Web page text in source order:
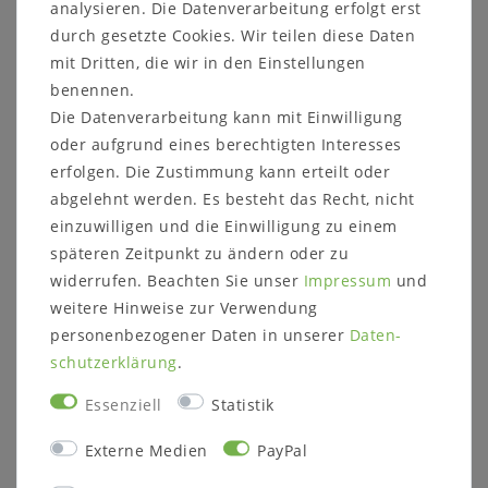
Kontaktieren
Sie uns auf unserer Internetseite
oder rufen Sie uns an unter05321/685990
sowie der Lichtverhältnisse beim Fotografieren kann
es dazu führen, dass die Farbe des Artikels nicht
authentisch wiedergegeben wird.
Dekorationsartikel sind nicht im Lieferumfang
enthalten.
Informationen zum Möbelstück:
Maße:
Höhe: 154 cm
analysieren. Die Datenverarbeitung erfolgt erst
durch gesetzte Cookies. Wir teilen diese Daten
mit Dritten, die wir in den Einstellungen
benennen.
Die Datenverarbeitung kann mit Einwilligung
oder aufgrund eines berechtigten Interesses
erfolgen. Die Zustimmung kann erteilt oder
abgelehnt werden. Es besteht das Recht, nicht
einzuwilligen und die Einwilligung zu einem
späteren Zeitpunkt zu ändern oder zu
widerrufen. Beachten Sie unser Impressum und
weitere Hinweise zur Verwendung
personenbezogener Daten in unserer Daten­
schutz­erklärung.
Essenziell Statistik
Externe Medien PayPal